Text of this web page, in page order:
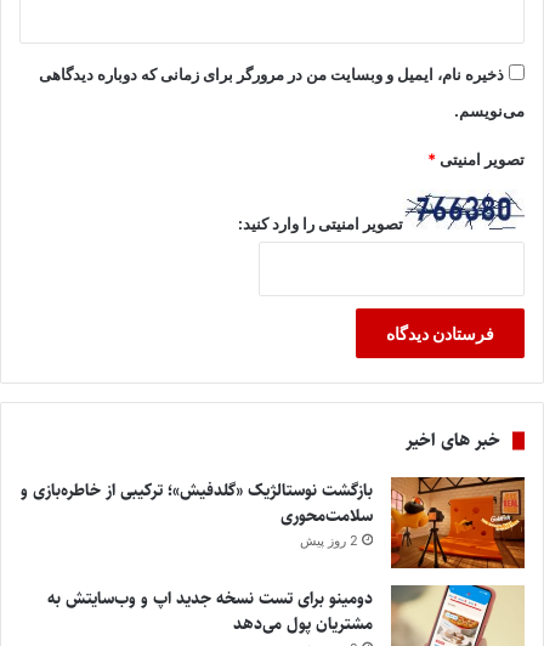
ذخیره نام، ایمیل و وبسایت من در مرورگر برای زمانی که دوباره دیدگاهی
می‌نویسم.
تصویر امنیتی*
تصویر امنیتی را وارد کنید:
خبر های اخیر
بازگشت نوستالژیک «گلدفیش»؛ ترکیبی از خاطره‌بازی و
سلامت‌محوری
2 روز پیش
دومینو برای تست نسخه جدید اپ و وب‌سایتش به
مشتریان پول می‌دهد